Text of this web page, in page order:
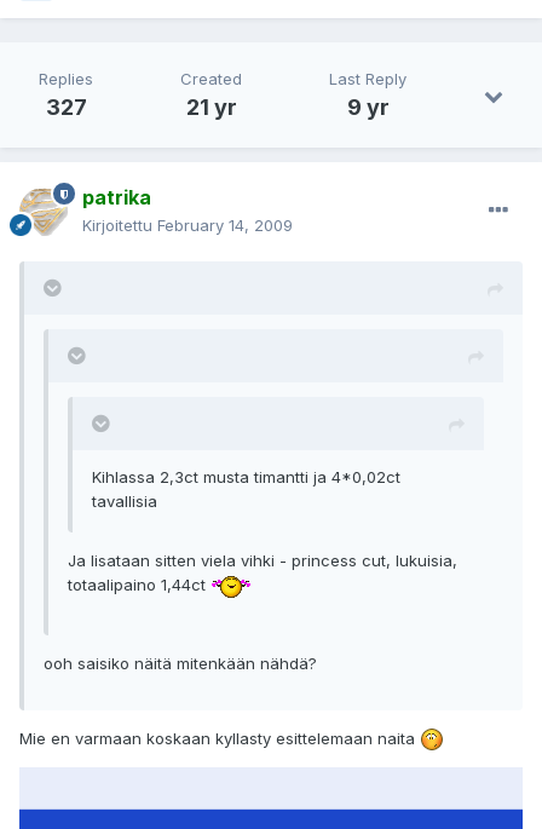
Replies
327
Created
21 yr
Last Reply
9 yr
patrika
Kirjoitettu February 14, 2009
Kihlassa 2,3ct musta timantti ja 4*0,02ct
tavallisia
Ja lisataan sitten viela vihki - princess cut, lukuisia,
totaalipaino 1,44ct
ooh saisiko näitä mitenkään nähdä?
Mie en varmaan koskaan kyllasty esittelemaan naita